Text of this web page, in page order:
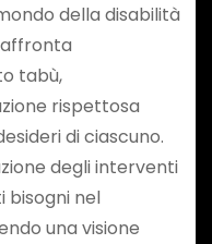
della disabilità
tabù,
rispettosa
di ciascuno.
degli interventi
bisogni nel
una visione